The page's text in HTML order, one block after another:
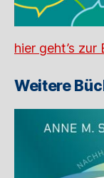
hier geht’s zur
Weitere